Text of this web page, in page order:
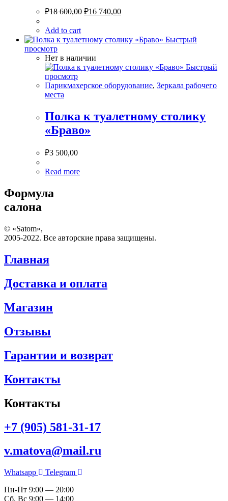
₽18 600,00 ₽16 740,00
Add to cart
Быстрый
просмотр
Нет в наличии
Быстрый
просмотр
Парикмахерское оборудование, Зеркала рабочего
места
Полка к туалетному столику
«Браво»
₽3 500,00
Read more
Формула
салона
© «Satom»,
2005-2022. Все авторские права защищены.
Главная
Доставка и оплата
Магазин
Отзывы
Гарантии и возврат
Контакты
Контакты
+7 (905) 581-31-17
v.matova@mail.ru
Whatsapp
Telegram
Пн-Пт 9:00 — 20:00
Сб, Вс 9:00 — 14:00